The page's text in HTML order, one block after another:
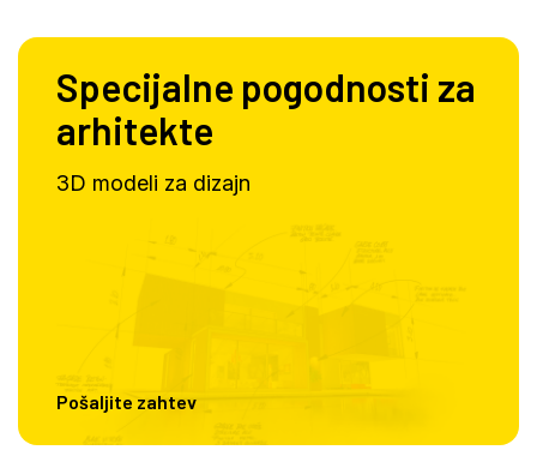
Specijalne pogodnosti za
arhitekte
3D modeli za dizajn
Pošaljite zahtev